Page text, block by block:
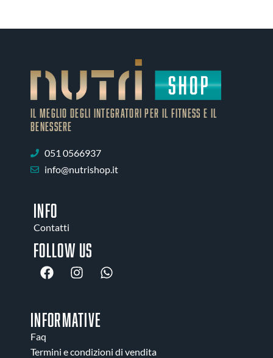
IL MEGLIO DEGLI Integratori PER IL FITNESS E IL
BENESSERE
051 0566937
info@nutrishop.it
INFO
Contatti
Follow us
INFORMATIVE
Faq
Termini e condizioni di vendita